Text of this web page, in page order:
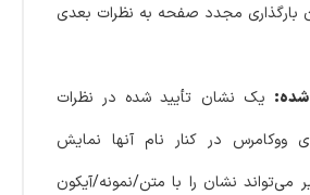
بارگذاری مجدد صفحه به نظرات بعدی
شده: یک نشان تأیید شده در نظرات
ووکامرس در کنار نام آنها نمایش
می‌تواند نشان را با متن/نمونه/آیکون